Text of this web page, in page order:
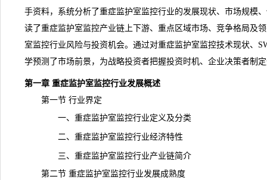
手资料，系统分析了重症监护室监控行业的发展现状、市场规模
读了重症监护室监控产业链上下游、重点区域市场、竞争格局及
室监控行业风险与投资机会。通过对重症监护室监控技术现状、
学预测了市场前景，为战略投资者把握投资时机、企业决策者制
第一章 重症监护室监控行业发展概述
第一节 行业界定
一、重症监护室监控行业定义及分类
二、重症监护室监控行业经济特性
三、重症监护室监控行业产业链简介
第二节 重症监护室监控行业发展成熟度